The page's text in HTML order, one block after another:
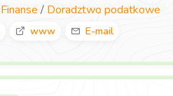
Finanse / Doradztwo podatkowe
www E-mail